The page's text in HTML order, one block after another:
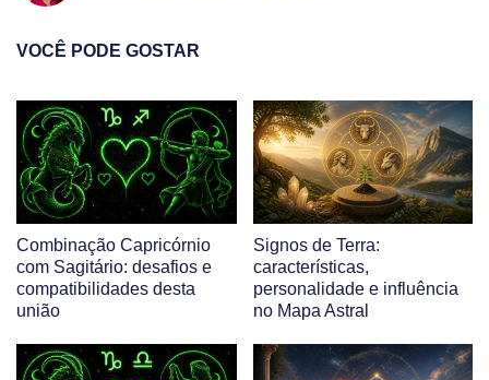
VOCÊ PODE GOSTAR
Combinação Capricórnio
com Sagitário: desafios e
compatibilidades desta
união
Signos de Terra:
características,
personalidade e influência
no Mapa Astral